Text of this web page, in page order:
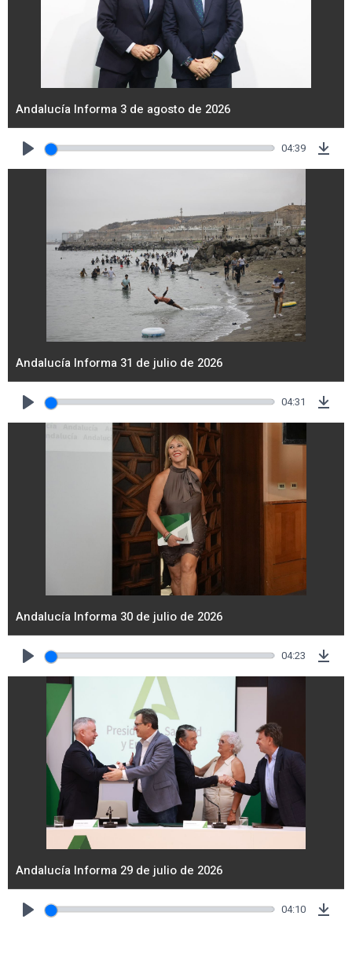
Andalucía Informa 3 de agosto de 2026
Play
04:39
Andalucía Informa 31 de julio de 2026
Play
04:31
Andalucía Informa 30 de julio de 2026
Play
04:23
Andalucía Informa 29 de julio de 2026
04:10